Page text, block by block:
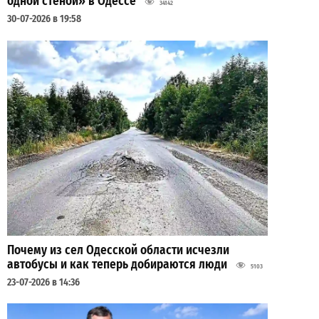
34142
30-07-2026 в 19:58
Почему из сел Одесской области исчезли
автобусы и как теперь добираются люди
5103
23-07-2026 в 14:36